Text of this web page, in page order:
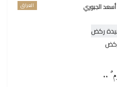
العراق أسعد الجبوري
..